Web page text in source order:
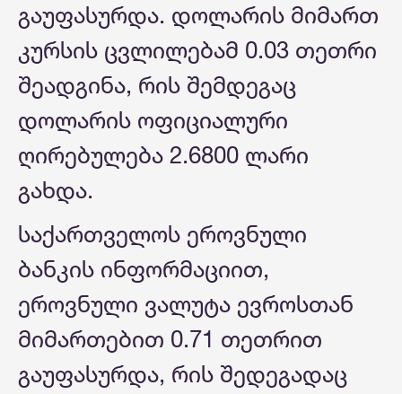
გაუფასურდა. დოლარის მიმართ
კურსის ცვლილებამ 0.03 თეთრი
შეადგინა, რის შემდეგაც
დოლარის ოფიციალური
ღირებულება 2.6800 ლარი
გახდა.
საქართველოს ეროვნული
ბანკის ინფორმაციით,
ეროვნული ვალუტა ევროსთან
მიმართებით 0.71 თეთრით
გაუფასურდა, რის შედეგადაც